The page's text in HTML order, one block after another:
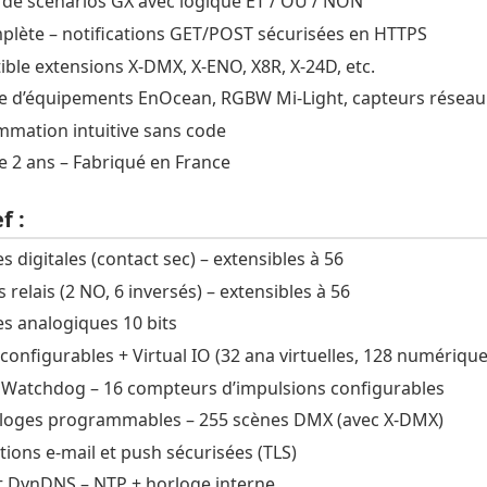
– notifications GET/POST sécurisées en HTTPS
extensions X-DMX, X-ENO, X8R, X-24D, etc.
d’équipements EnOcean, RGBW Mi-Light, capteurs réseau
intuitive sans code
2 ans – Fabriqué en France
:
digitales (contact sec) – extensibles à 56
relais (2 NO, 6 inversés) – extensibles à 56
analogiques 10 bits
+ Virtual IO (32 ana virtuelles, 128
– 16 compteurs d’impulsions configurables
programmables – 255 scènes DMX (avec X-DMX)
e-mail et push sécurisées (TLS)